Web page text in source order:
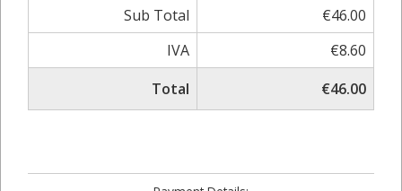
Sub Total
€46.00
IVA
€8.60
Total
€46.00